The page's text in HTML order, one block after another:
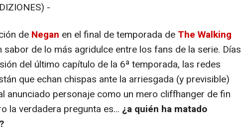
-
de Negan en el final de temporada de The Walking
sabor de lo más agridulce entre los fans de la serie. Días
del último capítulo de la 6ª temporada, las redes
que echan chispas ante la arriesgada (y previsible)
anunciado personaje como un mero cliffhanger de fin
la verdadera pregunta es... ¿a quién ha matado